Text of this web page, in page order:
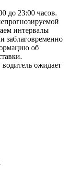
до 23:00 часов.
интервалы
заблаговременно
об
водитель ожидает